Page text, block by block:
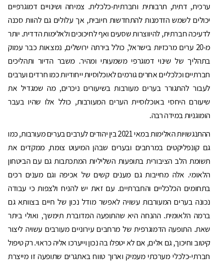
ערכית, דתית, תרבותית וחברתית-כלכלית. צמיחה ושינויים דמוגרפיים
יכולים לשמש הזדמנות להתחדשות חיובית, אך עלולים גם להוות סכנה
לדעיכה חברתית, להיווצרות שסעים ואף לחיכוכים ולאלימות הדדית. יותר
מ-20 ערים מרכזיות בישראל, כולל בירתה ירושלים, נמצאות כבר עמוק
בתהליך של שינוי דמוגרפי משמעותי ומהיר. משבר הדיור ותהליכים
חברתיים וכלכליים אחרים גורמים לאוכלוסיות ייחודיות כמו חרדים וערבים
לעבור להתגורר בערים מעורבות בשיעורים ניכרים, מה שמגדיל את
שיעורם היחסי באוכלוסיית הערים המעורבות, כולל אלו שהיו בעבר
הומוגניות במידה רבה.
ההתנגשויות האלימות במאי 2021 בין יהודים לערבים בערים מעורבות, כמו
גם קונפליקטים במרחבים ובערים שבהן המיעוט צומח, ממקדים את
תשומת הלב הציבורית בתופעות השליליות המתכתבות גם עם הביטחון
הלאומי. אלה מחייבות גם מענים קשים של אכיפה וגם מענים רכים
בתחומים הכלכליים והחברתיים. עם זאת יש להניח ולצפות כי עבודה
נכונה בערים המעורבות עשויה לאפשר מודל נכון של חיים בצוותא גם
ברמה הלאומית. ההנחה היא שהתופעה המדוברת תימשך, ואולי ביתר
שאת. התופעה הדמוגרפית של מרחבים עירוניים מעורבים עשויה ליצור
קיטוב וחיכוך, גם אלים, אם לא יטפלו בה נכון וייערכו אליה כראוי. רק טיפול
חברתי-כלכלי מערכתי מעמיק וארוך טווח באתגרים שתופעה זו מייצרת